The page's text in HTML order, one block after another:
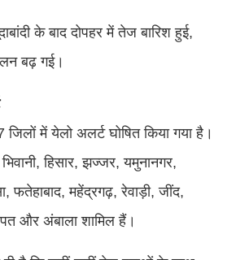
के बाद दोपहर में तेज बारिश हुई,
बढ़ गई।
में येलो अलर्ट घोषित किया गया है।
हिसार, झज्जर, यमुनानगर,
फतेहाबाद, महेंद्रगढ़, रेवाड़ी, जींद,
और अंबाला शामिल हैं।